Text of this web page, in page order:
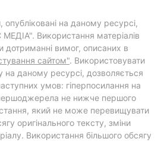
опубліковані на даному ресурсі,
Використання матеріалів
дотриманні вимог, описаних в
сайтом". Використовувати
на даному ресурсі, дозволяється
умов: гіперпосилання на
не нижче першого
який не може перевищувати
оригінального тексту, зміни
Використання більшого обсягу